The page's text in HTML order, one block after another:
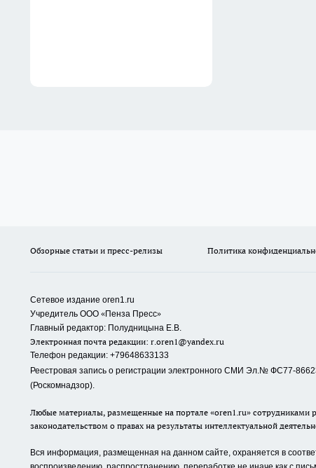
Обзорные статьи и пресс-релизы Политика
Сетевое издание oren1.ru
Учредитель ООО «Пенза Пресс»
Главный редактор: Полудницына Е.В.
Электронная почта редакции: r.oren1@yandex.ru
Телефон редакции: +79648633133
Реестровая запись о регистрации электронного СМИ Эл.№ ФС77-
(Роскомнадзор).
Любые материалы, размещенные на портале «oren1.ru» сотрудниками
законодательством о правах на результаты интеллектуальной
Вся информация, размещенная на данном сайте, охраняется в